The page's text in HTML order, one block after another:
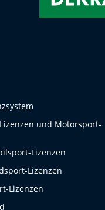
und Motorsport-
Lizenzen
Lizenzen
Lizenzen